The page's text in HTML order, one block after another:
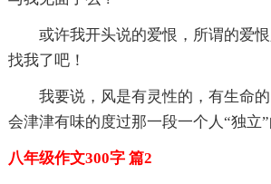
或许我开头说的爱恨，所谓的爱
找我了吧！
我要说，风是有灵性的，有生命
会津津有味的度过那一段一个人“独立”
八年级作文300字 篇2